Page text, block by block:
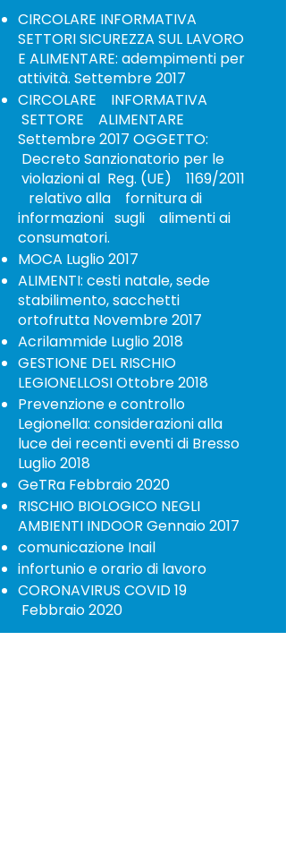
CIRCOLARE INFORMATIVA
SETTORI SICUREZZA SUL LAVORO
E ALIMENTARE: adempimenti per
attività. Settembre 2017
CIRCOLARE INFORMATIVA
SETTORE ALIMENTARE
Settembre 2017 OGGETTO:
Decreto Sanzionatorio per le
violazioni al Reg. (UE) 1169/2011
relativo alla fornitura di
informazioni sugli alimenti ai
consumatori.
MOCA Luglio 2017
ALIMENTI: cesti natale, sede
stabilimento, sacchetti
ortofrutta Novembre 2017
Acrilammide Luglio 2018
GESTIONE DEL RISCHIO
LEGIONELLOSI Ottobre 2018
Prevenzione e controllo
Legionella: considerazioni alla
luce dei recenti eventi di Bresso
Luglio 2018
GeTRa Febbraio 2020
RISCHIO BIOLOGICO NEGLI
AMBIENTI INDOOR Gennaio 2017
comunicazione Inail
infortunio e orario di lavoro
CORONAVIRUS COVID 19
Febbraio 2020